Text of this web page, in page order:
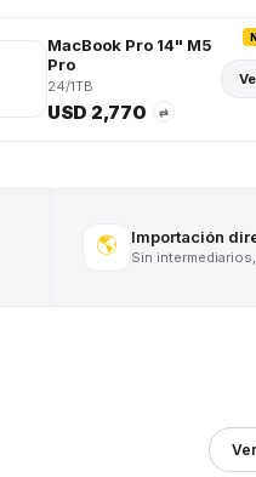
MacBook Pro 14" M5
Pro
24/1TB
USD 2,770 ⇄
🌎 Importación
Sin